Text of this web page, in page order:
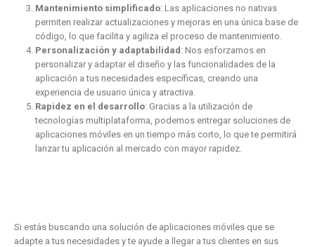
Mantenimiento simplificado: Las aplicaciones no nativas
permiten realizar actualizaciones y mejoras en una única base de
código, lo que facilita y agiliza el proceso de mantenimiento.
Personalización y adaptabilidad : Nos esforzamos en
personalizar y adaptar el diseño y las funcionalidades de la
aplicación a tus necesidades específicas, creando una
experiencia de usuario única y atractiva.
Rapidez en el desarrollo: Gracias a la utilización de
tecnologías multiplataforma, podemos entregar soluciones de
aplicaciones móviles en un tiempo más corto, lo que te permitirá
lanzar tu aplicación al mercado con mayor rapidez.
Si estás buscando una solución de aplicaciones móviles que se
adapte a tus necesidades y te ayude a llegar a tus clientes en sus